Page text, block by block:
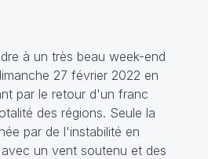
à un très beau week-end
27 février 2022 en
par le retour d'un franc
des régions. Seule la
par de l'instabilité en
un vent soutenu et des